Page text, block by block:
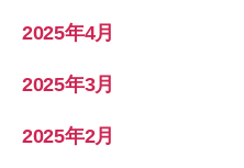
2025年4月
2025年3月
2025年2月